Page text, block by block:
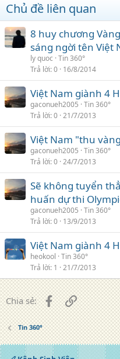
Chủ đề liên quan
8 huy chương
sáng ngời tên Việt
ly quoc Tin 360°
Trả lời 0 16/8/2014
Việt Nam giành 4
gaconueh2005 Tin 360°
Trả lời 0 21/7/2013
Việt Nam "thu
gaconueh2005 Tin 360°
Trả lời 0 24/7/2013
Sẽ không tuyển
huấn dự thi
gaconueh2005 Tin 360°
Trả lời 0 13/9/2013
Việt Nam giành 4
heokool Tin 360°
Trả lời 1 21/7/2013
Chia sẻ: FacebookLiên kết
Tin 360°